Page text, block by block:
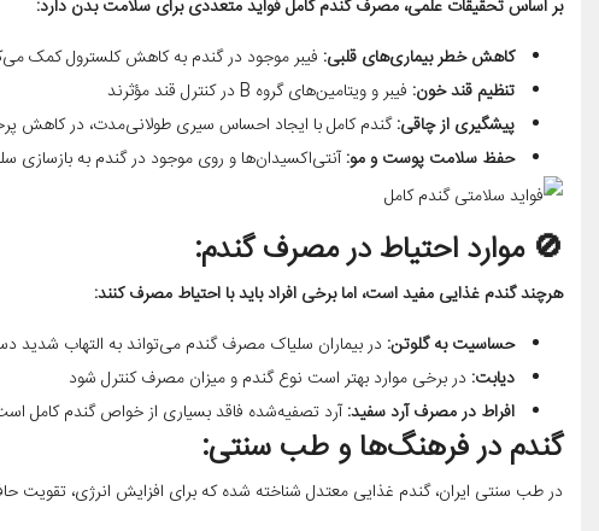
بر اساس تحقیقات علمی، مصرف گندم کامل فواید متعددی برای سلامت بدن دارد:
کاهش خطر بیماری‌های قلبی: فیبر موجود در گندم به کاهش کلسترول کمک
تنظیم قند خون: فیبر و ویتامین‌های گروه B در کنترل قند مؤثرند
پیشگیری از چاقی:گندم کامل با ایجاد احساس سیری طولانی‌مدت، در کاهش
حفظ سلامت پوست و مو:آنتی‌اکسیدان‌ها و روی موجود در گندم به بازسازی
🚫 موارد احتیاط در مصرف گندم:
هرچند گندم غذایی مفید است، اما برخی افراد باید با احتیاط مصرف کنند:
حساسیت به گلوتن: در بیماران سلیاک مصرف گندم می‌تواند به التهاب شدید
دیابت: در برخی موارد بهتر است نوع گندم و میزان مصرف کنترل شود
افراط در مصرف آرد سفید:آرد تصفیه‌شده فاقد بسیاری از خواص گندم کامل
گندم در فرهنگ‌ها و طب سنتی:
در طب سنتی ایران، گندم غذایی معتدل شناخته شده که برای افزایش انرژی، تقویت